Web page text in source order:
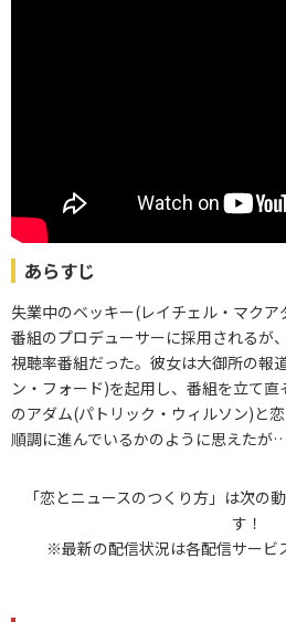
あらすじ
失業中のベッキー(レイチェル・マク
番組のプロデューサーに採用されるが
視聴率番組だった。彼女は大御所の報
ン・フォード)を起用し、番組を立て
のアダム(パトリック・ウィルソン)と
順調に進んでいるかのように思えたが
「恋とニュースのつくり方」は次の
す！
※最新の配信状況は各配信サービ